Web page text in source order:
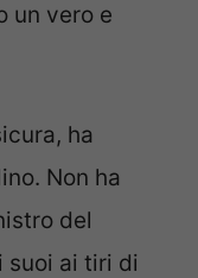
un vero e
ha
Non ha
del
suoi ai tiri di